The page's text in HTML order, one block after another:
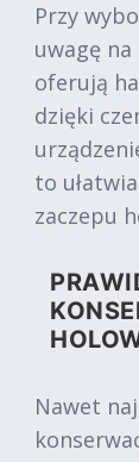
Przy
uwagę
oferują
dzięki
to
zaczepu
Nawet